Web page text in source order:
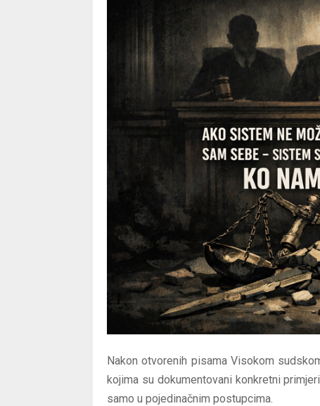
Nakon otvorenih pisama Visokom
kojima su dokumentovani konkretni
samo u pojedinačnim postupcima.